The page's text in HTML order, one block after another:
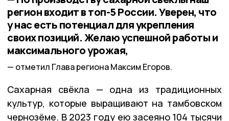
регион входит в топ-5 России. Уверен, что
у нас есть потенциал для укрепления
своих позиций. Желаю успешной работы и
максимального урожая,
отметил Глава региона Максим Егоров.
Сахарная свёкла — одна из традиционных
культур, которые выращивают на тамбовском
чернозёме. В 2023 году ею засеяно 104 тысячи